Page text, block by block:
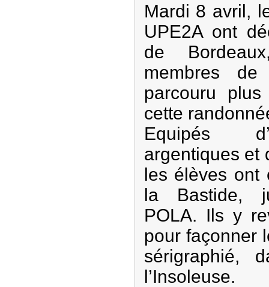
Mardi 8 avril,
UPE2A ont
de
membres
parcouru
cette
Equipés
argentiques et
les élèves ont
la Bastide,
POLA. Ils y
pour façonner
sérigraphié,
l’Insoleuse.